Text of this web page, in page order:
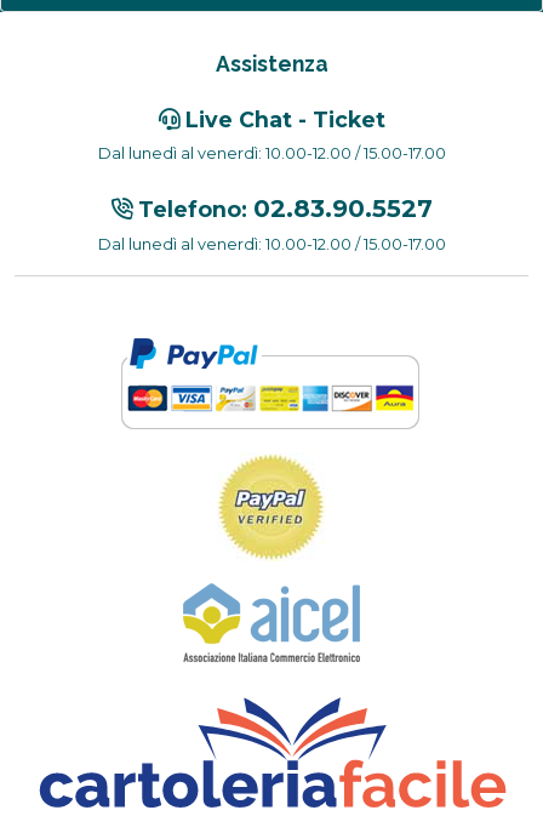
Assistenza
Live Chat - Ticket
Dal lunedì al venerdì: 10.00-12.00 / 15.00-17.00
Telefono: 02.83.90.5527
Dal lunedì al venerdì: 10.00-12.00 / 15.00-17.00